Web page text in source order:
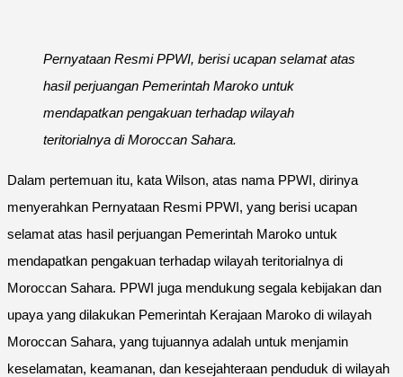
Pernyataan Resmi PPWI, berisi ucapan selamat atas
hasil perjuangan Pemerintah Maroko untuk
mendapatkan pengakuan terhadap wilayah
teritorialnya di Moroccan Sahara.
Dalam pertemuan itu, kata Wilson, atas nama PPWI, dirinya
menyerahkan Pernyataan Resmi PPWI, yang berisi ucapan
selamat atas hasil perjuangan Pemerintah Maroko untuk
mendapatkan pengakuan terhadap wilayah teritorialnya di
Moroccan Sahara. PPWI juga mendukung segala kebijakan dan
upaya yang dilakukan Pemerintah Kerajaan Maroko di wilayah
Moroccan Sahara, yang tujuannya adalah untuk menjamin
keselamatan, keamanan, dan kesejahteraan penduduk di wilayah